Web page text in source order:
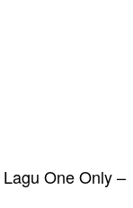
Lagu One Only –